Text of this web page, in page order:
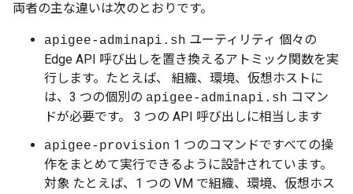
両者の主な違いは次のとおりです。
apigee-adminapi.sh ユーティリティ 個々の
Edge API 呼び出しを置き換えるアトミック関数を実
行します。たとえば、 組織、環境、仮想ホストに
は、3 つの個別の apigee-adminapi.sh コマン
ドが必要です。 3 つの API 呼び出しに相当します
apigee-provision 1 つのコマンドですべての操
作をまとめて実行できるように設計されています。
対象 たとえば、1 つの VM で組織、環境、仮想ホス